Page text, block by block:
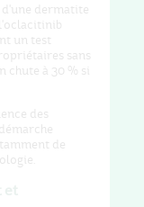
dermatite
un test
sans
à 30 % si
des
de